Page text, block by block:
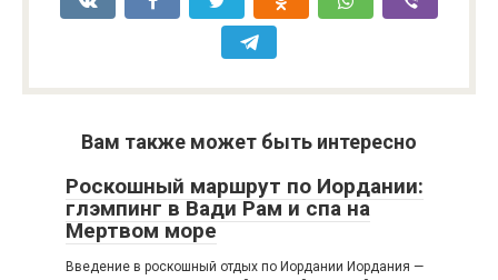
Вам также может быть интересно
Роскошный маршрут по Иордании:
глэмпинг в Вади Рам и спа на
Мертвом море
Введение в роскошный отдых по Иордании Иордания —